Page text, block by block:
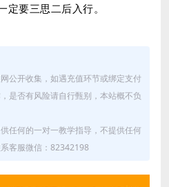
要三思二后入行。
公开收集，如遇充值环节或绑定支付
是否有风险请自行甄别，本站概不负
任何的一对一教学指导，不提供任何
客服微信：82342198